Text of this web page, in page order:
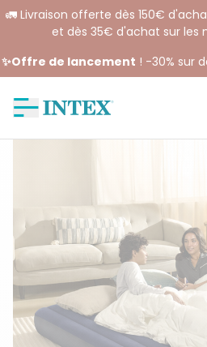
🚛 Livraison offerte dès 150€
et dès 35€ d'achat sur les
✨Offre de lancement ! -30% sur